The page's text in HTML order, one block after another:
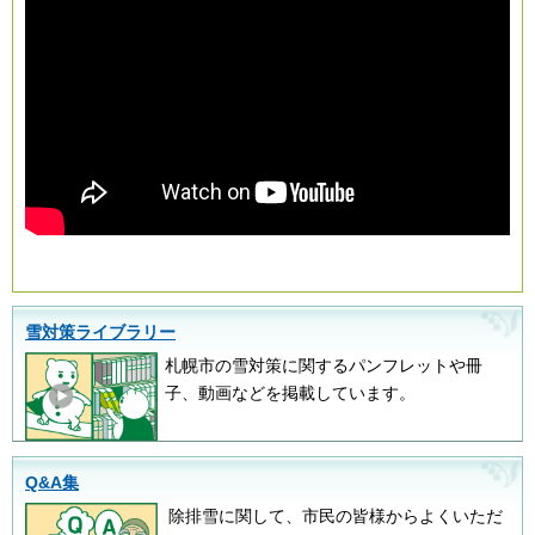
雪対策ライブラリー
札幌市の雪対策に関するパンフレットや冊
子、動画などを掲載しています。
Q&A集
除排雪に関して、市民の皆様からよくいただ